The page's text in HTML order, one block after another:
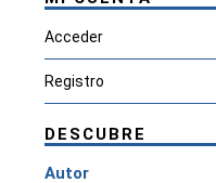
Acceder
Registro
DESCUBRE
Autor